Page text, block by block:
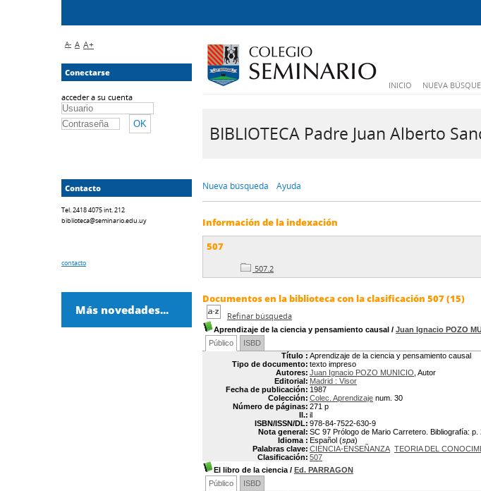
INICIO NUEVA
BIBLIOTECA Padre Juan Alberto
Nueva búsqueda Ayuda
Información de la indexación
507
507.2
Documentos en la biblioteca con la clasificación 507 (15)
Refinar búsqueda
Aprendizaje de la ciencia y pensamiento causal / Juan Ignacio POZO
Público
ISBD
Título : Aprendizaje de la ciencia y pensamiento causal
Tipo de documento: texto impreso
Autores: Juan Ignacio POZO MUNICIO , Autor
Editorial: Madrid : Visor
Fecha de publicación: 1987
Colección: Colec. Aprendizaje num. 30
Número de páginas: 271 p
Il.: il
ISBN/ISSN/DL: 978-84-7522-630-9
Nota general: SC 97 Prólogo de Mario Carretero. Bibliografía: p.
Idioma : Español (spa)
Palabras clave: CIENCIA-ENSEÑANZA TEORIA DEL
Clasificación: 507
El libro de la ciencia / Ed. PARRAGON
Público
ISBD
A- A A+
Conectarse
acceder a su cuenta
Contacto
Tel. 2418 4075 int. 212
biblioteca@seminario.edu.uy
contacto
Más novedades...